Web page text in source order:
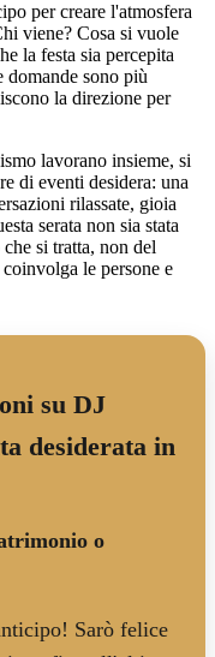
per creare l'atmosfera
viene? Cosa si vuole
la festa sia percepita
domande sono più
la direzione per
lavorano insieme, si
di eventi desidera: una
rilassate, gioia
serata non sia stata
si tratta, non del
le persone e
su DJ
desiderata in
o
Sarò felice